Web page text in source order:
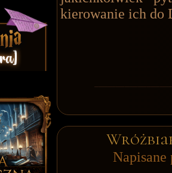
kierowanie ich do
Napisane